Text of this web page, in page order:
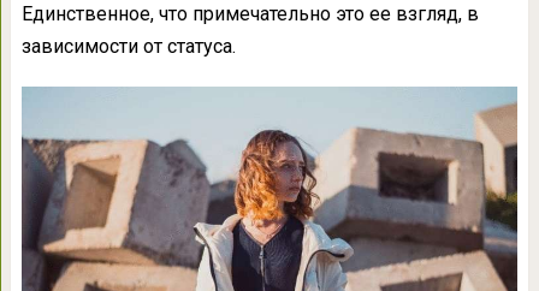
Единственное, что примечательно это ее взгляд, в
зависимости от статуса.